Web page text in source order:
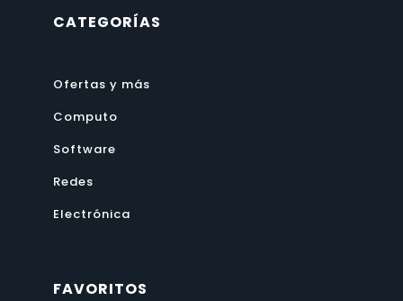
CATEGORÍAS
Ofertas y más
Computo
Software
Redes
Electrónica
FAVORITOS